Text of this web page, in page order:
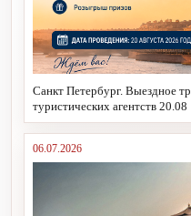
Санкт Петербург. Выездное
туристических агентств 20.08
06.07.2026